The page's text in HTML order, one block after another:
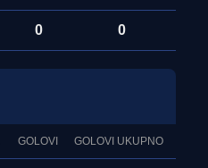
0 0
GOLOVI GOLOVI UKUPNO